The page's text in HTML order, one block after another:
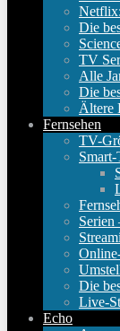
Die
TV
Alle
Die
Ältere
Fernsehen
TV-
Serien
Die
Live-
Echo